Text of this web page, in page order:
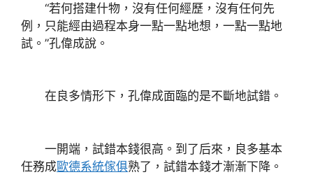
“若何搭建什物，沒有任何經歷，沒有任何先
例，只能經由過程本身一點一點地想，一點一點地
試。”孔偉成說。
在良多情形下，孔偉成面臨的是不斷地試錯。
一開端，試錯本錢很高。到了后來，良多基本
任務成歐德系統傢俱熟了，試錯本錢才漸漸下降。